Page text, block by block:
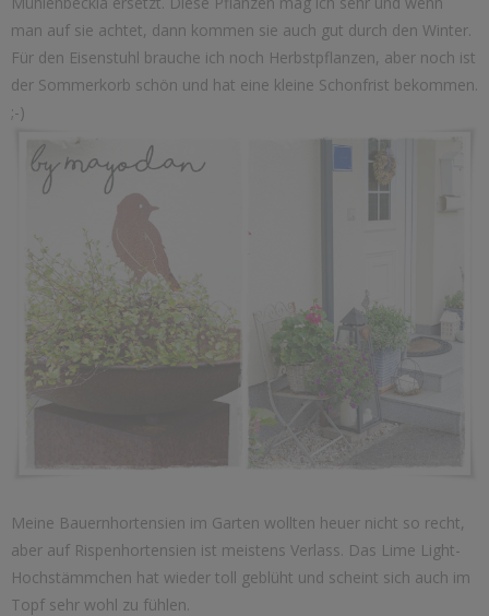
man auf sie achtet, dann kommen sie auch gut durch den Winter.
Für den Eisenstuhl brauche ich noch Herbstpflanzen, aber noch ist
der Sommerkorb schön und hat eine kleine Schonfrist bekommen.
;-)
Meine Bauernhortensien im Garten wollten heuer nicht so recht,
aber auf Rispenhortensien ist meistens Verlass. Das Lime Light-
Hochstämmchen hat wieder toll geblüht und scheint sich auch im
Topf sehr wohl zu fühlen.